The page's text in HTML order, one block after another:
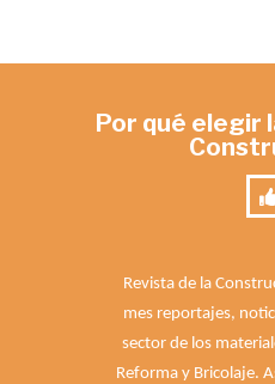
Por qué elegir
Revista de la
mes reportajes,
sector de los
Reforma y Bricolaje.